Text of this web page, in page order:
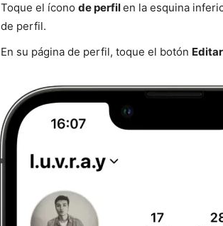
Toque el ícono de perfilen la esquina
de perfil.
En su página de perfil, toque el botón